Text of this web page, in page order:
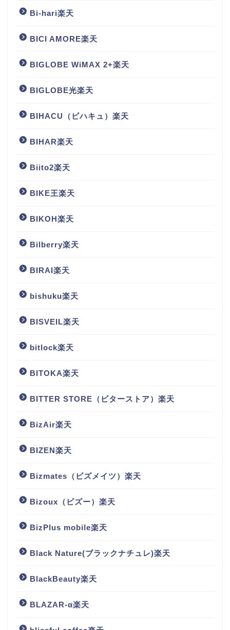
Bi-hari楽天
BICI AMORE楽天
BIGLOBE WiMAX 2+楽天
BIGLOBE光楽天
BIHACU（ビハキュ）楽天
BIHAR楽天
Biito2楽天
BIKE王楽天
BIKOH楽天
Bilberry楽天
BIRAI楽天
bishuku楽天
BISVEIL楽天
bitlock楽天
BITOKA楽天
BITTER STORE（ビターストア）楽天
BizAir楽天
BIZEN楽天
Bizmates（ビズメイツ）楽天
Bizoux（ビズー）楽天
BizPlus mobile楽天
Black Nature(ブラックナチュレ)楽天
BlackBeauty楽天
BLAZAR-α楽天